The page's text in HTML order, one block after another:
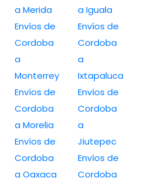
a Merida
Envíos de
Cordoba
a
Monterrey
Envíos de
Cordoba
a Morelia
Envíos de
Cordoba
a Oaxaca
a Iguala
Envíos de
Cordoba
a
Ixtapaluca
Envíos de
Cordoba
a
Jiutepec
Envíos de
Cordoba